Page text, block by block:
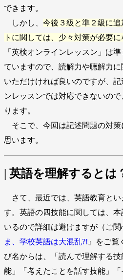
できます。
しかし、 今後３級と準２級に
トに関しては、少々対策が必要
「英検オンラインレッスン」は
ていますので、読解力や聴解力
いただけければ良いのですが、
ンレッスンでは対応できないの
ります。
そこで、今回は記述問題の対策
思います。
| 英語を理解するとは
さて、最近では、英語教育とい
す。英語の四技能に関しては、
いるので詳細は避けますが（ご
ま、学校英語は大混乱?! 』をご覧
び名からは、「読んで理解する
能」「考えたことを話す技能」